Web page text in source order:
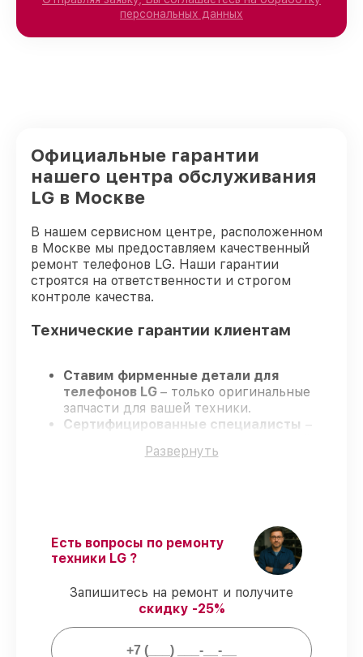
персональных данных
Официальные гарантии
нашего центра обслуживания
LG в Москве
В нашем сервисном центре, расположенном
в Москве мы предоставляем качественный
ремонт телефонов LG. Наши гарантии
строятся на ответственности и строгом
контроле качества.
Технические гарантии клиентам
Ставим фирменные детали для
телефонов LG – только оригинальные
запчасти для вашей техники.
Сертифицированные специалисты –
навыков, что обеспечивает высокий
Официальная гарантия
– на все виды
работ и комплектующие для телефонов
LG предоставляется официальное
сопровождение.
Мы гарантируем:
Развернуть
Есть вопросы по ремонту
техники LG ?
Запишитесь на ремонт и получите
скидку -25%